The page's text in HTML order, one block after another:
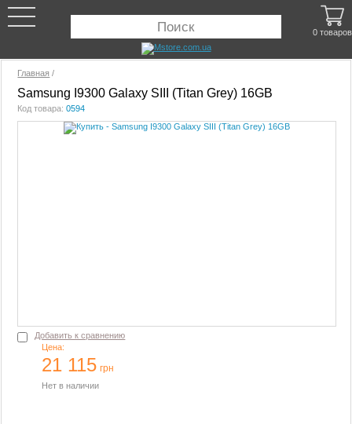
Главная /
Samsung I9300 Galaxy SIII (Titan Grey) 16GB
Код товара:0594
Добавить к сравнению
Цена:
21 115 грн
Нет в наличии
0 товаров